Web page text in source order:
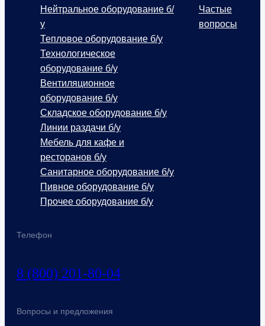
Телефон
8 (800) 201-80-04
Вопросы и предложения
Нейтральное оборудование б/
у
Тепловое оборудование б/у
Технологическое
оборудование б/у
Вентиляционное
оборудование б/у
Складское оборудование б/у
Линии раздачи б/у
Мебель для кафе и
ресторанов б/у
Санитарное оборудование б/у
Пивное оборудование б/у
Прочее оборудование б/у
Частые
вопросы